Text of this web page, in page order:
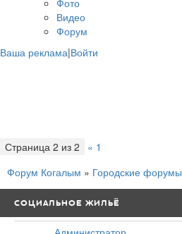
Фото
Видео
Форум
Ваша реклама|Войти
Страница 2 из 2 « 1
Форум Когалым » Городские форумы
СОЦИАЛЬНОЕ ЖИЛЬЁ